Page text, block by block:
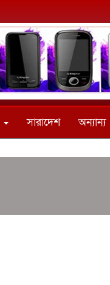
সারাদেশ অন্যান্য